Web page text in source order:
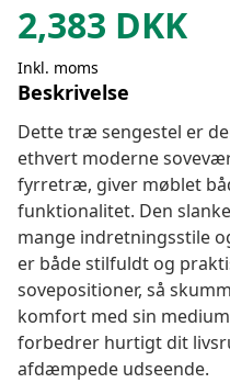
2,383 DKK
Inkl. moms
Beskrivelse
Dette træ sengestel er
ethvert moderne
fyrretræ, giver møblet
funktionalitet. Den
mange indretningsstile
er både stilfuldt og
sovepositioner, så
komfort med sin
forbedrer hurtigt dit
afdæmpede udseende.